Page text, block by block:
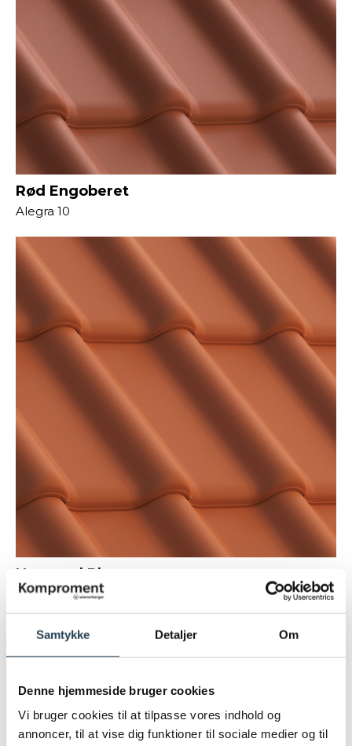
Samtykke Detaljer Om
Denne hjemmeside bruger cookies
Vi bruger cookies til at tilpasse vores indhold og
annoncer, til at vise dig funktioner til sociale medier og til
Rød Engoberet
Alegra 10
Naturrød Plus
Alegra 10